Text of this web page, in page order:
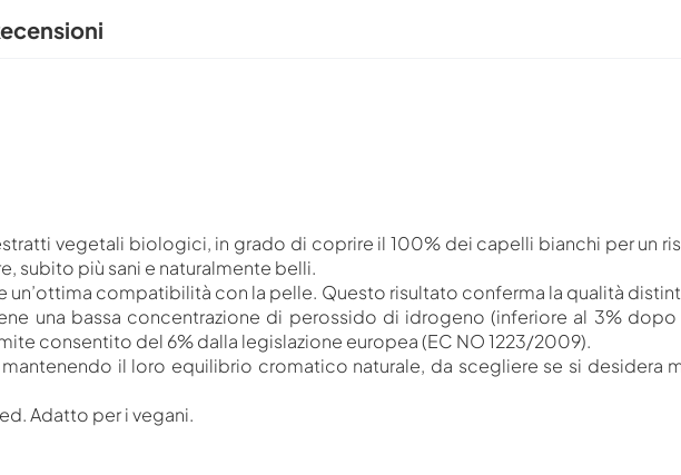
vegetali biologici, in grado di coprire il 100% dei capelli bianchi per un
subito più sani e naturalmente belli.
compatibilità con la pelle. Questo risultato conferma la qualità
una bassa concentrazione di perossido di idrogeno (inferiore al 3% dopo
consentito del 6% dalla legislazione europea (EC NO 1223/2009).
il loro equilibrio cromatico naturale, da scegliere se si desidera
Adatto per i vegani.